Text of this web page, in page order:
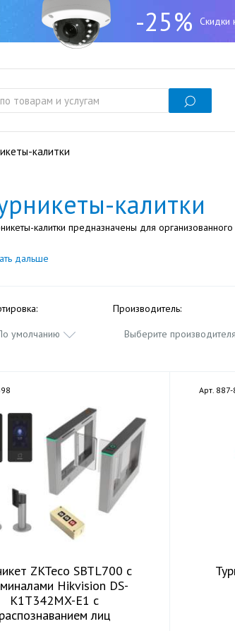
-25% Скидки
калитки
калитки
калитки предназначены для
дальше
умолчанию
Производитель:
Выберите производителя
ZKTeco SBTL700 с
Hikvision DS-
K1T342MX-E1 с
распознаванием лиц
Арт. 887-